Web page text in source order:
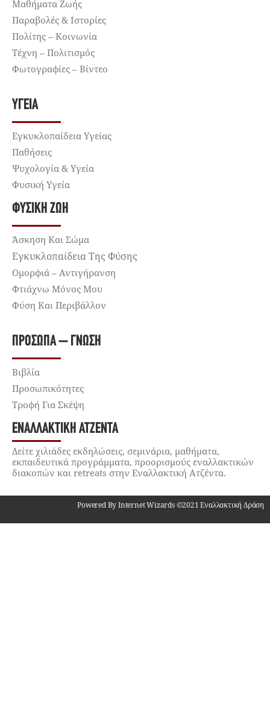
Μαθήματα Ζωής
Παραβολές & Ιστορίες
Πολίτης – Κοινωνία
Τέχνη – Πολιτισμός
Φωτογραφίες – Βίντεο
ΥΓΕΊΑ
Εγκυκλοπαίδεια Υγείας
Παθήσεις
Ψυχολογία & Υγεία
Φυσική Υγεία
ΦΥΣΙΚΉ ΖΩΉ
Άσκηση Και Σώμα
Εγκυκλοπαίδεια Της Φύσης
Ομορφιά – Αντιγήρανση
Φτιάχνω Μόνος Μου
Φύση Και Περιβάλλον
ΠΡΌΣΩΠΑ – ΓΝΏΣΗ
Βιβλία
Προσωπικότητες
Τροφή Για Σκέψη
ΕΝΑΛΛΑΚΤΙΚΉ ΑΤΖΈΝΤΑ
Δείτε χιλιάδες εκδηλώσεις, σεμινάρια, μαθήματα,
εκπαιδευτικά προγράμματα, προορισμούς εναλλακτικών
διακοπών και retreats στην Εναλλακτική Ατζέντα.
Powered By Internet Wizards ©2021 Εναλλακτική Δράση